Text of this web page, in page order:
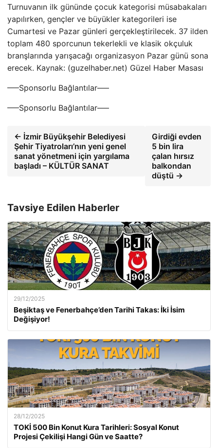
Turnuvanın ilk gününde çocuk kategorisi müsabakaları
yapılırken, gençler ve büyükler kategorileri ise
Cumartesi ve Pazar günleri gerçekleştirilecek. 37 ilden
toplam 480 sporcunun tekerlekli ve klasik okçuluk
branşlarında yarışacağı organizasyon Pazar günü sona
erecek. Kaynak: (guzelhaber.net) Güzel Haber Masası
—–Sponsorlu Bağlantılar—–
—–Sponsorlu Bağlantılar—–
← İzmir Büyükşehir Belediyesi
Şehir Tiyatroları’nın yeni genel
sanat yönetmeni için yargılama
başladı – KÜLTÜR SANAT
Girdiği evden
5 bin lira
çalan hırsız
balkondan
düştü →
Tavsiye Edilen Haberler
29/12/2025
Beşiktaş ve Fenerbahçe’den Tarihi Takas: İki İsim
Değişiyor!
28/12/2025
TOKİ 500 Bin Konut Kura Tarihleri: Sosyal Konut
Projesi Çekilişi Hangi Gün ve Saatte?